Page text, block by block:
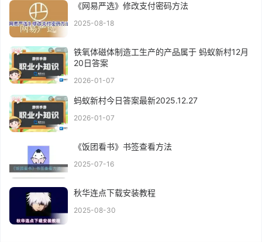
《网易严选》修改支付密码方法
2025-08-18
铁氧体磁体制造工生产的产品属于 蚂蚁新村12月
20日答案
2026-01-07
蚂蚁新村今日答案最新2025.12.27
2026-01-07
《饭团看书》书签查看方法
2025-07-16
秋华连点下载安装教程
2025-08-30